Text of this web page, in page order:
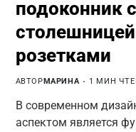
подоконник
розетками
АВТОР МАРИНА 1 МИН
В современном
аспектом является